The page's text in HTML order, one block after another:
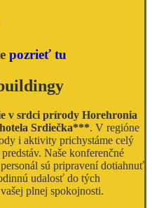
pozrieť tu
v srdci prírody Horehronia
Srdiečka***. V regióne
i aktivity prichystáme celý
Naše konferenčné
sú pripravení dotiahnuť
udalosť do tých
plnej spokojnosti.